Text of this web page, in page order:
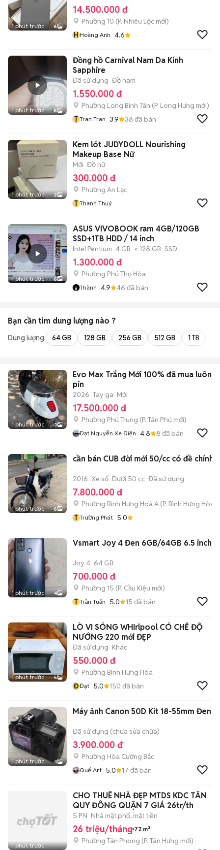
1 phút trước 6
14.500.000 đ
Phường 10 (P. Nhiêu Lộc mới)
HHoàng Anh 4.6
1 phút trước 6
Đồng hồ Carnival Nam Da Kính
Sapphire
Đã sử dụng Đồ nam
1.550.000 đ
Phường Long Bình Tân (P. Long Hưng mới)
T Tran Tran 3.9 38 đã bán
1 phút trước 2
Kem lót JUDYDOLL Nourishing
Makeup Base Nữ
Mới Đồ nữ
300.000 đ
Phường An Lạc
T Thanh Thuý
1 phút trước 6
ASUS VIVOBOOK ram 4GB/120GB
SSD+1TB HDD / 14 inch
Intel Pentium 4 GB < 128 GB SSD
1.300.000 đ
Phường Phú Thọ Hòa
Thành 4.9 46 đã bán
Bạn cần tìm dung lượng nào ?
Dung lượng: 64 GB 128 GB 256 GB 512 GB 1 TB
1 phút trước 3
Evo Max Trắng Mới 100% đã mua luôn
pin
2026 Tay ga Mới
17.500.000 đ
Phường Phú Trung (P. Tân Phú mới)
Đạt Nguyễn Xe Điện 4.8 8 đã bán
1 phút trước 6
cần bán CUB đời mới 50/cc có đề chính
2016 Xe số Dưới 50 cc Đã sử dụng
7.800.000 đ
Phường Bình Hưng Hoà A (P. Bình Hưng Hòa
T Trường Phát 5.0
1 phút trước 4
Vsmart Joy 4 Đen 6GB/64GB 6.5 inch
Joy 4 64 GB
700.000 đ
Phường 15 (P. Cầu Kiệu mới)
T
Trần Tuấn 5.0 15 đã bán
1 phút trước 5
LÒ VI SÓNG WHIrlpool CÓ CHẾ ĐỘ
NƯỚNG 220 mới ĐẸP
Đã sử dụng Khác
550.000 đ
Phường Bình Hưng Hòa
ĐĐạt 5.0 150 đã bán
1 phút trước 4
Máy ảnh Canon 50D Kit 18-55mm Đen
Đã sử dụng (chưa sửa chữa)
3.900.000 đ
Phường Hòa Cường Bắc
Quế Art 5.0 17 đã bán
1 phút trước
CHO THUÊ NHÀ ĐẸP MTDS KDC TÂN
QUY ĐÔNG QUẬN 7 GIÁ 26tr/th
5 PN Nhà mặt phố, mặt tiền
26 triệu/tháng 72 m²
Phường Tân Phong (P. Tân Hưng mới)